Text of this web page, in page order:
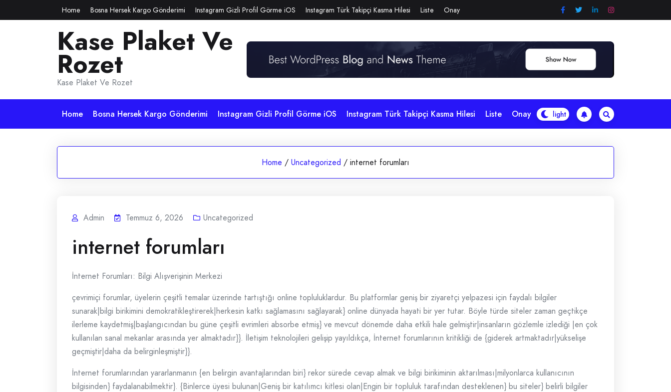
to
Home Bosna Hersek Kargo Gönderimi Instagram Gizli Profil Görme iOS Instagram Türk Takipçi Kasma Hilesi Liste Onay
Kase Plaket Ve
Rozet
Kase Plaket Ve Rozet
Home Bosna Hersek Kargo Gönderimi Instagram Gizli Profil Görme iOS Instagram Türk Takipçi Kasma Hilesi Liste Onay
Home / Uncategorized / internet forumları
Admin Temmuz 6, 2026 Uncategorized
internet forumları
İnternet Forumları: Bilgi Alışverişinin Merkezi
çevrimiçi forumlar, üyelerin çeşitli temalar üzerinde tartıştığı online topluluklardur. Bu platformlar geniş bir ziyaretçi yelpazesi için faydalı bilgiler
sunarak|bilgi birikimini demokratikleştirerek|herkesin katkı sağlamasını sağlayarak} online dünyada hayati bir yer tutar. Böyle türde siteler zaman geçtikçe
ilerleme kaydetmiş|başlangıcından bu güne çeşitli evrimleri absorbe etmiş} ve mevcut dönemde daha etkili hale gelmiştir|insanların gözlemle izlediği |en çok
kullanılan sanal mekanlar arasında yer almaktadır}}. İletişim teknolojileri gelişip yayıldıkça, İnternet forumlarının kritikliği de {giderek artmaktadır|yükselişe
geçmiştir|daha da belirginleşmiştir}}.
İnternet forumlarından yararlanmanın {en belirgin avantajlarından biri} rekor sürede cevap almak ve bilgi birikiminin aktarılması|milyonlarca kullanıcının
bilgisinden} faydalanabilmektir}. {Binlerce üyesi bulunan|Geniş bir katılımcı kitlesi olan|Engin bir topluluk tarafından desteklenen} bu siteler} belirli bilgiler